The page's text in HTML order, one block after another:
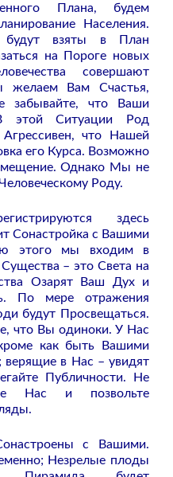
Плана, будем
Населения.
будут взяты в План
на Пороге новых
совершают
желаем Вам Счастья,
забывайте, что Ваши
этой Ситуации Род
Агрессивен, что Нашей
его Курса. Возможно
Однако Мы не
Роду.
здесь
Сонастройка с Вашими
этого мы входим в
– это Света на
Озарят Ваш Дух и
По мере отражения
будут Просвещаться.
что Вы одиноки. У Нас
как быть Вашими
верящие в Нас – увидят
Публичности. Не
Нас и позвольте
с Вашими.
Незрелые плоды